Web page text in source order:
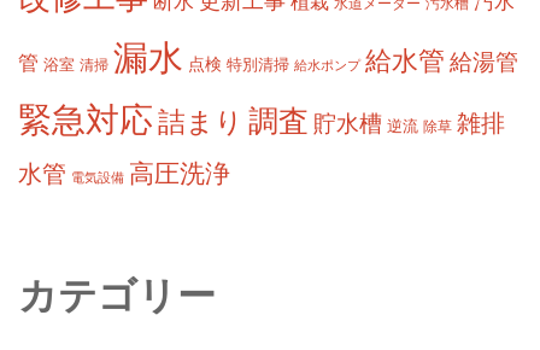
水道メーター 汚水槽
管 浴室 清掃 漏水 点検 特別清掃 給水ポンプ 給水管 給湯管
緊急対応詰まり 調査 貯水槽 逆流 除草 雑排
水管 電気設備 高圧洗浄
カテゴリー